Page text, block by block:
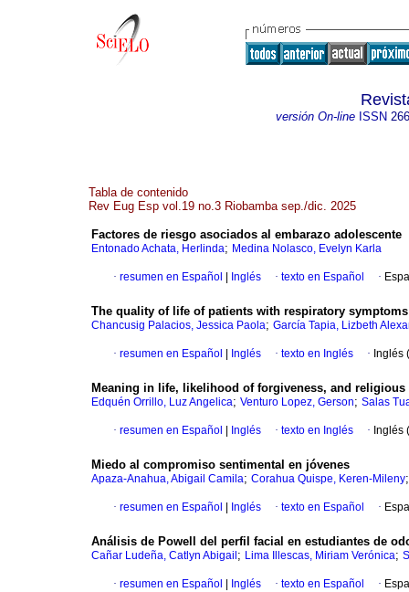
versión On-lineISSN
Tabla de contenido
Rev Eug Esp vol.19 no.3 Riobamba sep./dic. 2025
Factores de riesgo asociados al embarazo adolescente
Entonado Achata, Herlinda; Medina Nolasco, Evelyn Karla
· resumen en Español Inglés · texto en Español ·
The quality of life of patients with respiratory symptoms
Chancusig Palacios, Jessica Paola; García Tapia, Lizbeth
· resumen en Español Inglés · texto en Inglés · Inglés
Meaning in life, likelihood of forgiveness, and
Edquén Orrillo, Luz Angelica; Venturo Lopez, Gerson; Salas
· resumen en Español Inglés · texto en Inglés · Inglés
Miedo al compromiso sentimental en jóvenes
Apaza-Anahua, Abigail Camila; Corahua Quispe, Keren-Mileny
· resumen en Español Inglés · texto en Español ·
Análisis de Powell del perfil facial en estudiantes de
Cañar Ludeña, Catlyn Abigail ; Lima Illescas, Miriam Verónica;
· resumen en Español Inglés · texto en Español ·